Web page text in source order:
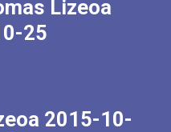
Lizeoa
25
2015-10-